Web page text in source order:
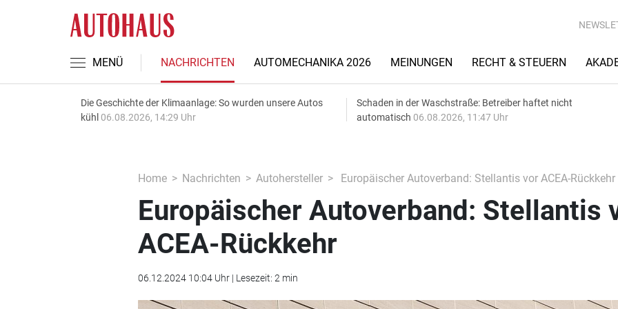
MENÜ NACHRICHTEN AUTOMECHANIKA 2026 MEINUNGEN RECHT & STEUERN
Die Geschichte der Klimaanlage: So wurden unsere Autos
kühl 06.08.2026, 14:29 Uhr
Schaden in der Waschstraße: Betreiber haftet nicht
automatisch 06.08.2026, 11:47 Uhr
Home Nachrichten Autohersteller Europäischer Autoverband: Stellantis vor ACEA-Rückkehr
Europäischer Autoverband: Stellantis
ACEA-Rückkehr
06.12.2024 10:04 Uhr | Lesezeit: 2 min